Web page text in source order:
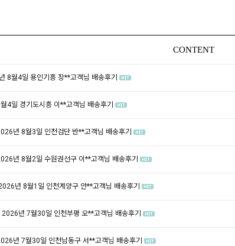
CONTENT
8월4일 용인기흥 장**고객님 배송후기
4일 경기도시흥 이**고객님 배송후기
년 8월3일 인천검단 반**고객님 배송후기
년 8월2일 수원권선구 이**고객님 배송후기
년 8월1일 인천계양구 안**고객님 배송후기
2026년 7월30일 인천부평 오**고객님 배송후기
년 7월30일 인천남동구 서**고객님 배송후기